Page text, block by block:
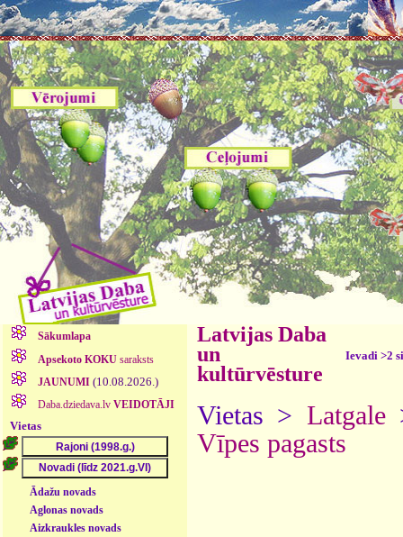
Sākumlapa
Apsekoto KOKUsaraksts
JAUNUMI (10.08.2026.)
Daba.dziedava.lv VEIDOTĀJI
Vietas
Ādažu novads
Aglonas novads
Aizkraukles novads
Latvijas Daba
un
kultūrvēsture
Ievadi >2
Vietas > Latgale
Vīpes pagasts